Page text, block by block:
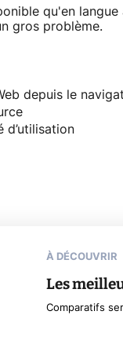
qu'en
gros problème.
depuis le
d’utilisation
À DÉCOUVRIR
Les
Comparatifs